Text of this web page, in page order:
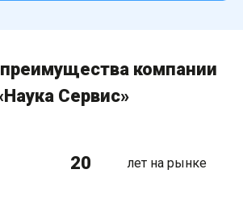
компании
Сервис»
20 лет на рынке